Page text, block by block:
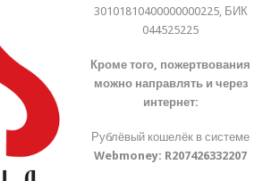
30101810400000000225, БИК
044525225
Кроме того, пожертвования
можно направлять и через
интернет:
Рублёвый кошелёк в системе
Webmoney: R207426332207